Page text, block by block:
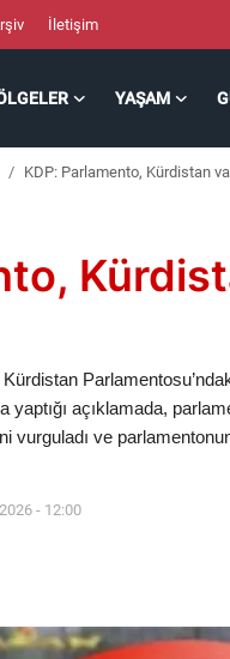
İletişim
YAŞAM
KDP: Parlamento, Kürdistan
yaptığı açıklamada,
vurguladı ve
- 12:00